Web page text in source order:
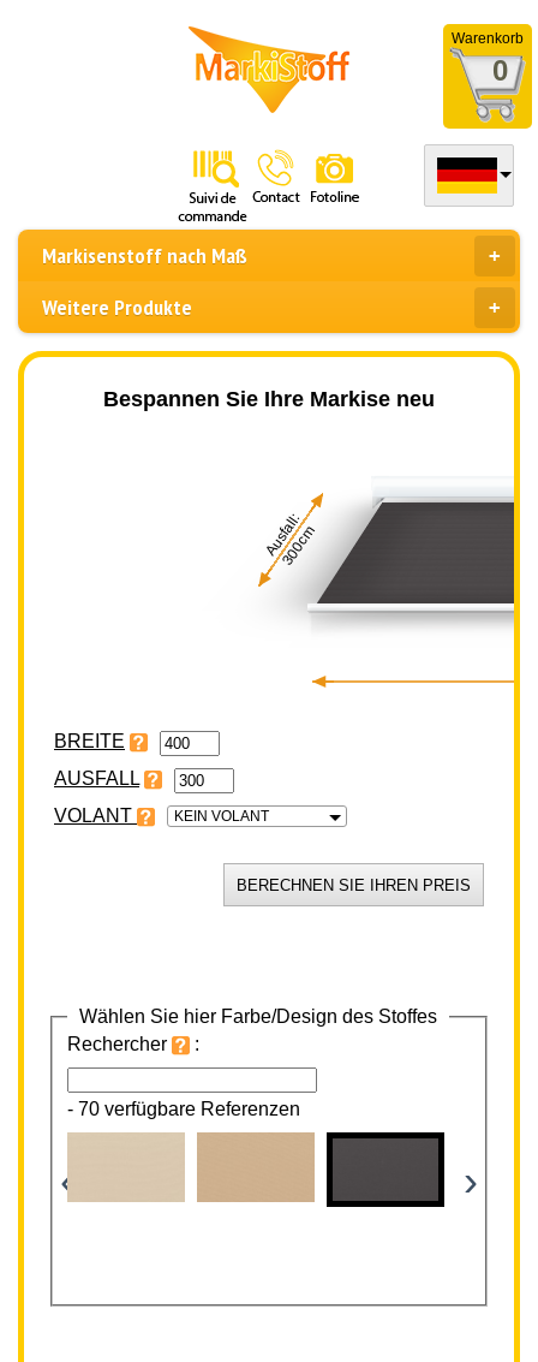
Warenkorb
0
Markisenstoff nach Maß
Weitere Produkte
Bespannen Sie Ihre Markise neu
Ausfall:
300cm
BREITE
VOLANT KEIN VOLANT
Wählen Sie hier Farbe/Design des Stoffes
Rechercher
:
- 70 verfügbare Referenzen
‹ ›